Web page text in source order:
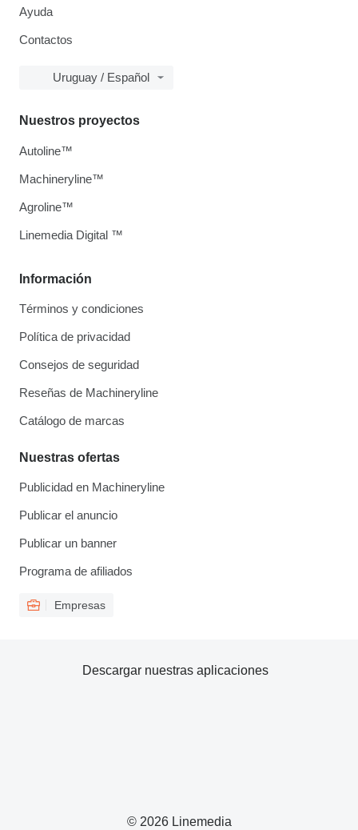
Ayuda
Contactos
Uruguay / Español
Información
Términos y condiciones
Política de privacidad
Consejos de seguridad
Reseñas de Machineryline
Catálogo de marcas
Nuestras ofertas
Publicidad en Machineryline
Publicar el anuncio
Publicar un banner
Programa de afiliados
Empresas
Nuestros proyectos
Autoline™
Machineryline™
Agroline™
Linemedia Digital ™
© 2026 Linemedia
Descargar nuestras aplicaciones